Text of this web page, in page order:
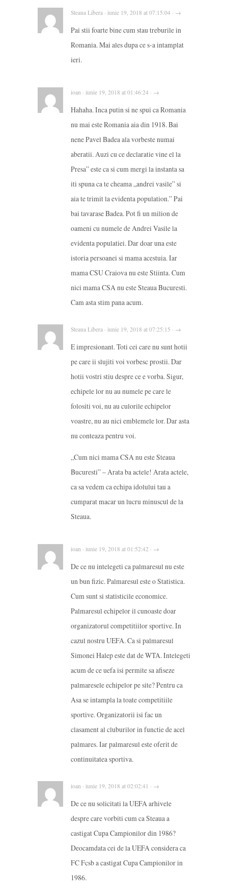
Steaua Libera · iunie 19, 2018 at 07:15:04 · →
Pai stii foarte bine cum stau treburile in
Romania. Mai ales dupa ce s-a intamplat
ieri.
ioan · iunie 19, 2018 at 01:46:24 · →
Hahaha. Inca putin si ne spui ca Romania
nu mai este Romania aia din 1918. Bai
nene Pavel Badea ala vorbeste numai
aberatii. Auzi cu ce declaratie vine el la
Presa” este ca si cum mergi la instanta sa
iti spuna ca te cheama „andrei vasile” si
aia te trimit la evidenta population.” Pai
bai tavarase Badea. Pot fi un milion de
oameni cu numele de Andrei Vasile la
evidenta populatiei. Dar doar una este
istoria persoanei si mama acestuia. Iar
mama CSU Craiova nu este Stiinta. Cum
nici mama CSA nu este Steaua Bucuresti.
Cam asta stim pana acum.
Steaua Libera · iunie 19, 2018 at 07:25:15 · →
E impresionant. Toti cei care nu sunt hotii
pe care ii slujiti voi vorbesc prostii. Dar
hotii vostri stiu despre ce e vorba. Sigur,
echipele lor nu au numele pe care le
folositi voi, nu au culorile echipelor
voastre, nu au nici emblemele lor. Dar asta
nu conteaza pentru voi.
„Cum nici mama CSA nu este Steaua
Bucuresti” – Arata ba actele! Arata actele,
ca sa vedem ca echipa idolului tau a
cumparat macar un lucru minuscul de la
Steaua.
ioan · iunie 19, 2018 at 01:52:42 · →
De ce nu intelegeti ca palmaresul nu este
un bun fizic. Palmaresul este o Statistica.
Cum sunt si statisticile economice.
Palmaresul echipelor il cunoaste doar
organizatorul competitiilor sportive. In
cazul nostru UEFA. Ca si palmaresul
Simonei Halep este dat de WTA. Intelegeti
acum de ce uefa isi permite sa afiseze
palmaresele echipelor pe site? Pentru ca
Asa se intampla la toate competitiile
sportive. Organizatorii isi fac un
clasament al cluburilor in functie de acel
palmares. Iar palmaresul este oferit de
continuitatea sportiva.
ioan · iunie 19, 2018 at 02:02:41 · →
De ce nu solicitati la UEFA arhivele
despre care vorbiti cum ca Steaua a
castigat Cupa Campionilor din 1986?
Deocamdata cei de la UEFA considera ca
FC Fcsb a castigat Cupa Campionilor in
1986.